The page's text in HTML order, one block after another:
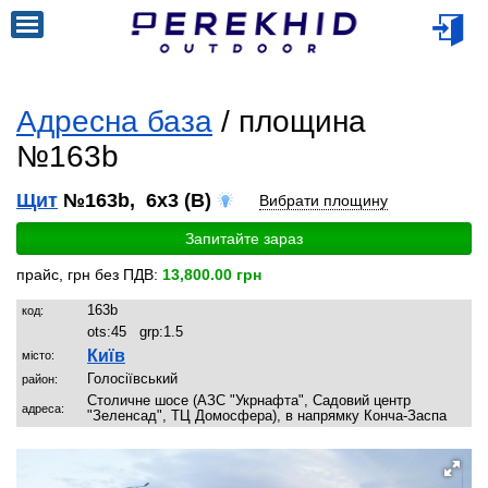
Адресна база / площина
№163b
Щит №163b, 6x3 (B) Вибрати площину
Запитайте зараз
прайс, грн без ПДВ: 13,800.00 грн
код:
163b
ots:45 grp:1.5
місто: Київ
район: Голосіївський
адреса:
Столичне шосе (АЗС "Укрнафта", Садовий центр
"Зеленсад", ТЦ Домосфера), в напрямку Конча-Заспа